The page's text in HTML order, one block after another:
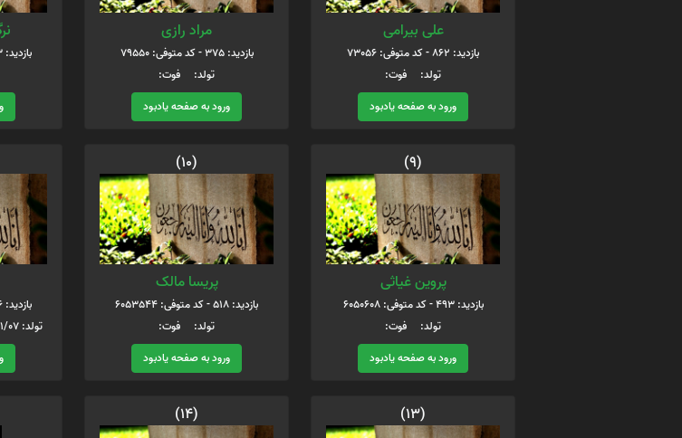
علی بیرامی
بازدید: 862 - کد متوفی: 73056
تولد: فوت:
ورود به صفحه یادبود
مراد رازی
بازدید: 375 - کد متوفی: 79550
تولد: فوت:
ورود به صفحه یادبود
بازدید: 393 - کد متوفی: 6002649
(9)
پروین غیاثی
بازدید: 493 - کد متوفی: 6050608
تولد: فوت:
ورود به صفحه یادبود
(10)
پریسا مالک
بازدید: 518 - کد متوفی: 6053544
تولد: فوت:
ورود به صفحه یادبود
بازدید: 446 - کد متوفی: 6063864
تولد: 1337/01/07 فوت: 1393/11/15
(13)
(14)